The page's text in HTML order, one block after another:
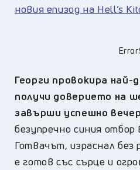
новия епизод на Hell’s
Георги провокира най-
получи доверието на
завърши успешно
безупречно синия отбор
Готвачът, израснал без
е готов със сърце и